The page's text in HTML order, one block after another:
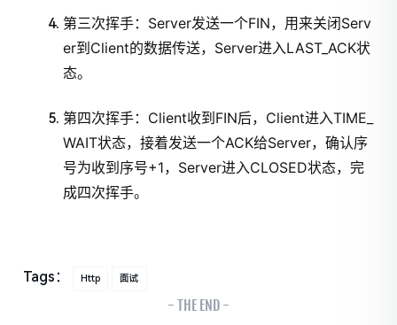
第三次挥手：Server发送一个FIN，用来关闭Serv
er到Client的数据传送，Server进入LAST_ACK状
态。
第四次挥手：Client收到FIN后，Client进入TIME_
WAIT状态，接着发送一个ACK给Server，确认序
号为收到序号+1，Server进入CLOSED状态，完
成四次挥手。
Tags： Http 面试
- THE END -